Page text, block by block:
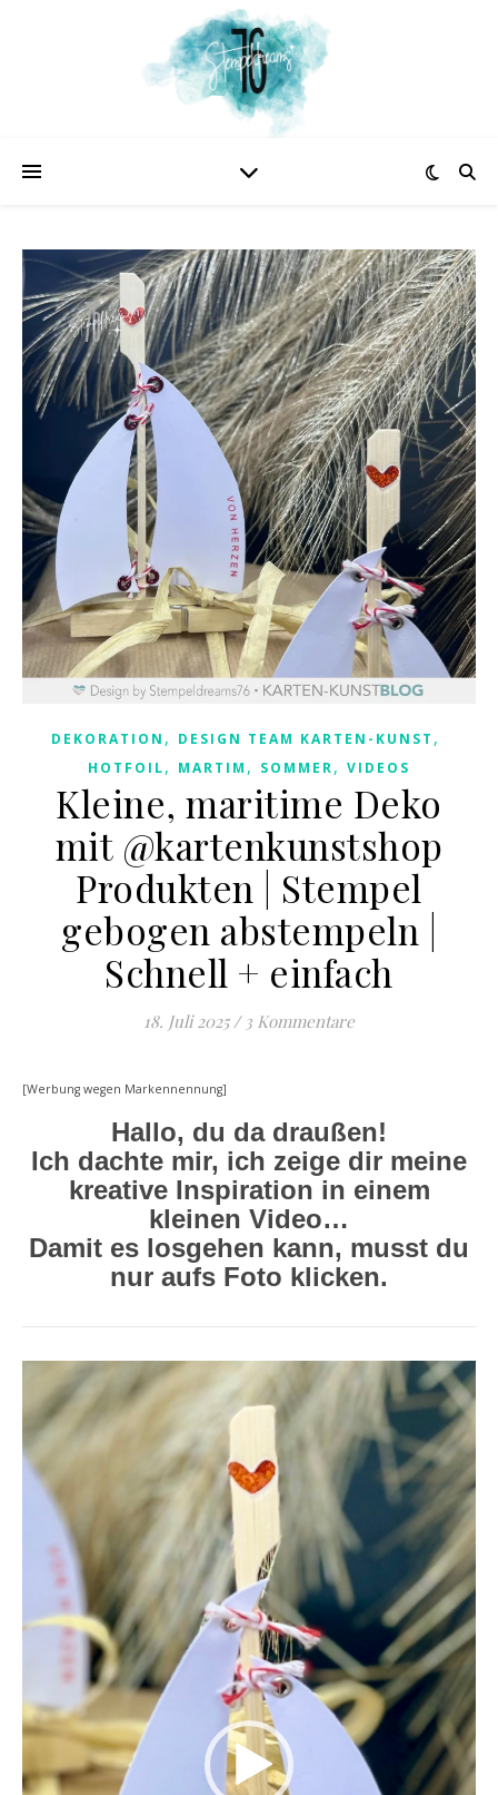
DEKORATION , DESIGN TEAM KARTEN-KUNST ,
HOTFOIL, MARTIM , SOMMER, VIDEOS
Kleine, maritime Deko
mit @kartenkunstshop
Produkten | Stempel
gebogen abstempeln |
Schnell + einfach
18. Juli 2025 / 3 Kommentare
[Werbung wegen Markennennung]
Hallo, du da draußen!
Ich dachte mir, ich zeige dir meine
kreative Inspiration in einem
kleinen Video…
Damit es losgehen kann, musst du
nur aufs Foto klicken.
Video-
Player